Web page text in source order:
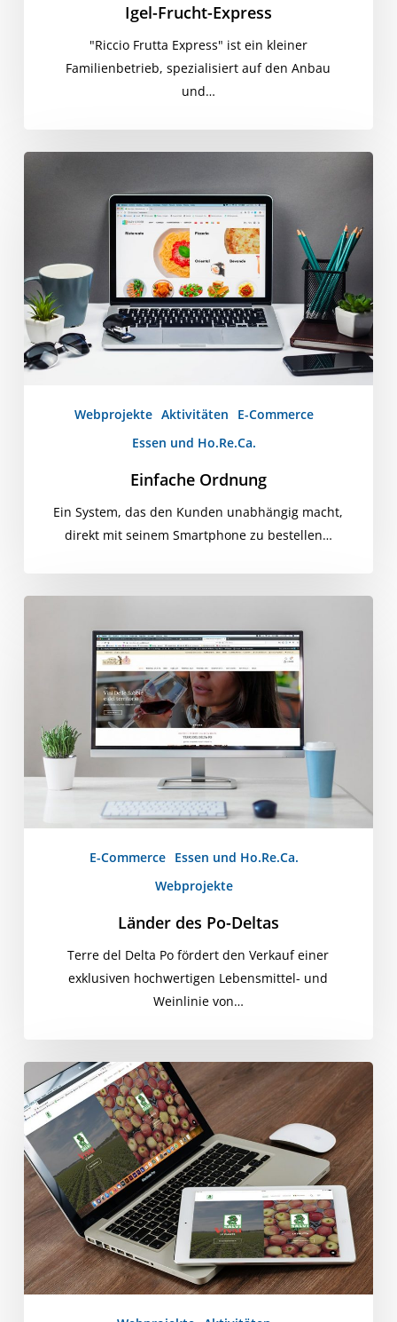
Igel-Frucht-Express
"Riccio Frutta Express" ist ein kleiner
Familienbetrieb, spezialisiert auf den Anbau
und…
Webprojekte Aktivitäten
E-Commerce
Essen und Ho.Re.Ca.
Einfache Ordnung
Ein System, das den Kunden unabhängig macht,
direkt mit seinem Smartphone zu bestellen…
des
Po-
Deltas
E-Commerce Essen und Ho.Re.Ca.
Webprojekte
Länder des Po-Deltas
Terre del Delta Po fördert den Verkauf einer
exklusiven hochwertigen Lebensmittel- und
Weinlinie von…
Sicher